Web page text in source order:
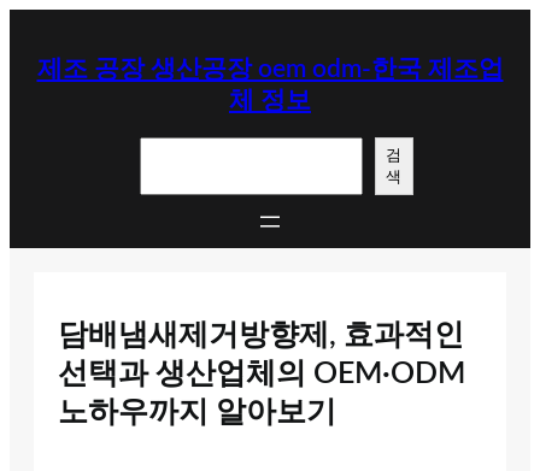
제조 공장 생산공장 oem odm-한국 제조업
체 정보
검
색
담배냄새제거방향제, 효과적인
선택과 생산업체의 OEM·ODM
노하우까지 알아보기